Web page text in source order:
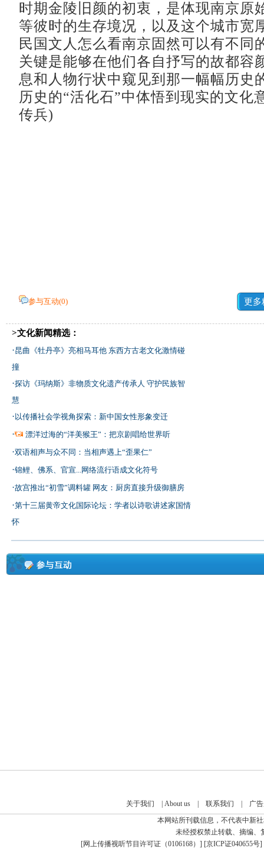
时期金陵旧颜的初衷，是体现南京原
等彼时的生存境况，以及这个城市宽
民国文人怎么看南京固然可以有不同
关键是能够在他们各自抒写的故都容
息和人物行状中窥见到那一幅幅历史
历史的“活化石”中体悟到现实的文化
传兵)
参与互动(0) 更多
>文化新闻精选：
·昆曲《牡丹亭》亮相马耳他 东西方古老文化激情碰
撞
·探访《玛纳斯》非物质文化遗产传承人 守护民族智
慧
·以传播社会学视角探索：新中国女性形象变迁
· 漂洋过海的“洋美猴王”：把京剧唱给世界听
·双语相声与众不同：当相声遇上“歪果仁”
·锦鲤、佛系、官宣...网络流行语成文化符号
·故宫推出“初雪”调料罐 网友：厨房直接升级御膳房
·第十三届黄帝文化国际论坛：学者以诗歌讲述家国情
怀
关于我们 | About us| 联系我们 |
广
本网站所刊载信息，不代表中新
未经授权禁止转载、摘编、
[网上传播视听节目许可证（0106168） ] [京ICP证040655号]